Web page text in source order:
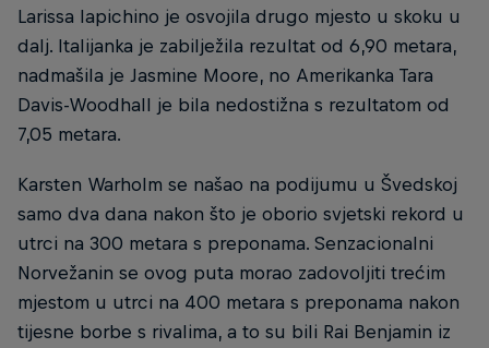
Larissa Iapichino je osvojila drugo mjesto u skoku u
dalj. Italijanka je zabilježila rezultat od 6,90 metara,
nadmašila je Jasmine Moore, no Amerikanka Tara
Davis-Woodhall je bila nedostižna s rezultatom od
7,05 metara.
Karsten Warholm se našao na podijumu u Švedskoj
samo dva dana nakon što je oborio svjetski rekord u
utrci na 300 metara s preponama. Senzacionalni
Norvežanin se ovog puta morao zadovoljiti trećim
mjestom u utrci na 400 metara s preponama nakon
tijesne borbe s rivalima, a to su bili Rai Benjamin iz